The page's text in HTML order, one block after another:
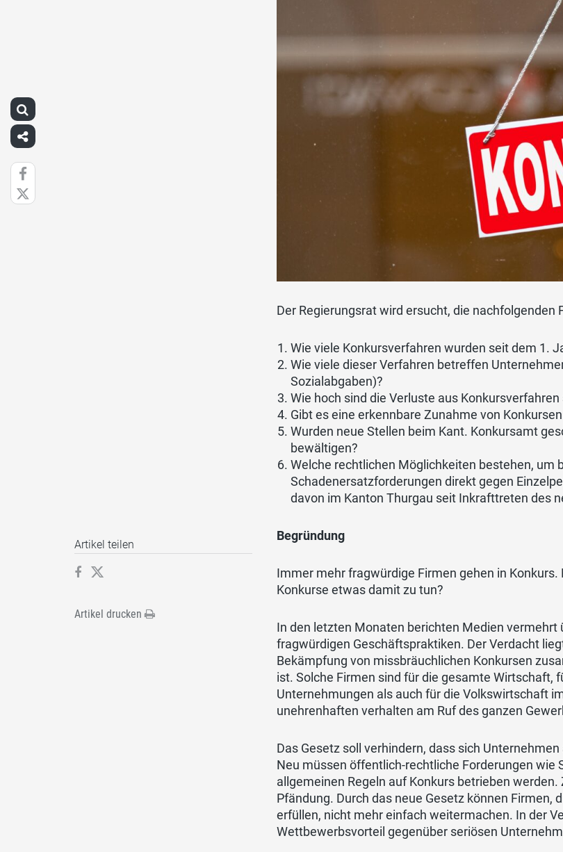
Der Regierungsrat wird ersucht, die nachfolgenden
Wie viele Konkursverfahren wurden seit dem 1.
Wie viele dieser Verfahren betreffen
Sozialabgaben)?
Wie hoch sind die Verluste aus
Gibt es eine erkennbare Zunahme von
Wurden neue Stellen beim Kant. Konkursamt
bewältigen?
Welche rechtlichen Möglichkeiten bestehen, um
Schadenersatzforderungen direkt gegen
davon im Kanton Thurgau seit Inkrafttreten des
Begründung
Immer mehr fragwürdige Firmen gehen in
Konkurse etwas damit zu tun?
In den letzten Monaten berichten Medien
fragwürdigen Geschäftspraktiken. Der Verdacht
Bekämpfung von missbräuchlichen Konkursen
ist. Solche Firmen sind für die gesamte Wirtschaft,
Unternehmungen als auch für die Volkswirtschaft
unehrenhaften verhalten am Ruf des ganzen
Das Gesetz soll verhindern, dass sich
Neu müssen öffentlich-rechtliche Forderungen wie
allgemeinen Regeln auf Konkurs betrieben
Pfändung. Durch das neue Gesetz können
erfüllen, nicht mehr einfach weitermachen. In der
Wettbewerbsvorteil gegenüber seriösen
Artikel teilen
Artikel drucken